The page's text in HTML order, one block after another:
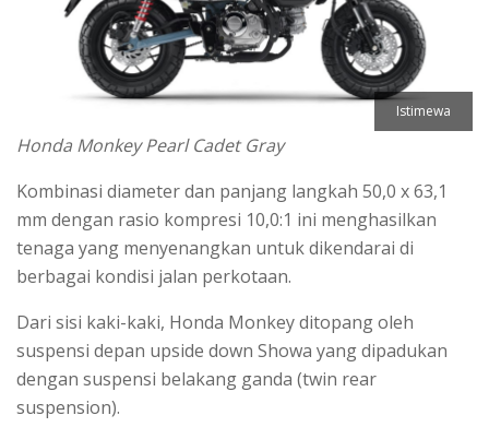
Istimewa
Honda Monkey Pearl Cadet Gray
Kombinasi diameter dan panjang langkah 50,0 x 63,1
mm dengan rasio kompresi 10,0:1 ini menghasilkan
tenaga yang menyenangkan untuk dikendarai di
berbagai kondisi jalan perkotaan.
Dari sisi kaki-kaki, Honda Monkey ditopang oleh
suspensi depan upside down Showa yang dipadukan
dengan suspensi belakang ganda (twin rear
suspension).